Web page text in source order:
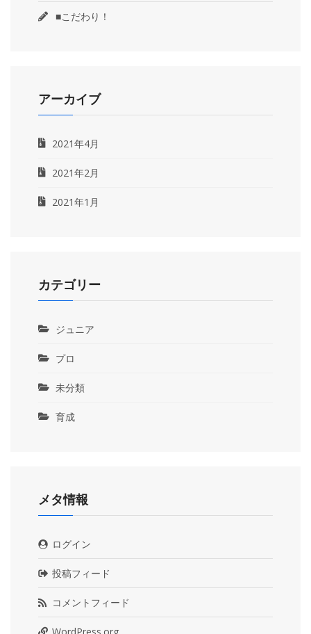
■こだわり！
アーカイブ
2021年4月
2021年2月
2021年1月
カテゴリー
ジュニア
プロ
未分類
育成
メタ情報
ログイン
投稿フィード
コメントフィード